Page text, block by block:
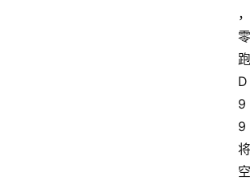
，
零
跑
D
9
9
将
空